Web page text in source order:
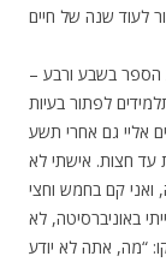
הספר בשבע ורבע –
לפתור בעיות
אליי גם אחרי תשע
עד חצות. אישתי לא
הולך לישון בדרך כלל ב-1 בלילה, ואני קם בחמש וחצי
באוניברסיטה, לא
“מה, אתה לא יודע